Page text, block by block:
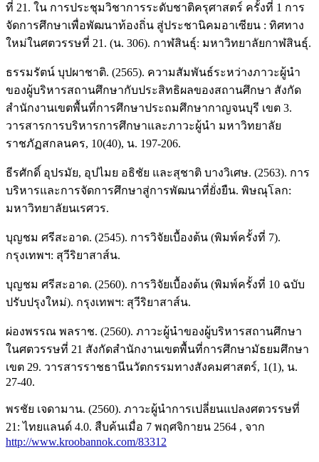
ที่ 21. ใน การประชุมวิชาการระดับชาติครุศาสตร์ ครั้งที่ 1 การ
จัดการศึกษาเพื่อพัฒนาท้องถิ่น สู่ประชานิคมอาเซียน : ทิศทาง
ใหม่ในศตวรรษที่ 21. (น. 306). กาฬสินธุ์: มหาวิทยาลัยกาฬสินธุ์.
ธรรมรัตน์ บุปผาชาติ. (2565). ความสัมพันธ์ระหว่างภาวะผู้นำ
ของผู้บริหารสถานศึกษากับประสิทธิผลของสถานศึกษา สังกัด
สำนักงานเขตพื้นที่การศึกษาประถมศึกษากาญจนบุรี เขต 3.
วารสารการบริหารการศึกษาและภาวะผู้นำ มหาวิทยาลัย
ราชภัฏสกลนคร, 10(40), น. 197-206.
ธีรศักดิ์ อุปรมัย, อุปไมย อธิชัย และสุชาติ บางวิเศษ. (2563). การ
บริหารและการจัดการศึกษาสู่การพัฒนาที่ยั่งยืน. พิษณุโลก:
มหาวิทยาลัยนเรศวร.
บุญชม ศรีสะอาด. (2545). การวิจัยเบื้องต้น (พิมพ์ครั้งที่ 7).
กรุงเทพฯ: สุวีริยาสาส์น.
บุญชม ศรีสะอาด. (2560). การวิจัยเบื้องต้น (พิมพ์ครั้งที่ 10 ฉบับ
ปรับปรุงใหม่). กรุงเทพฯ: สุวีริยาสาส์น.
ผ่องพรรณ พลราช. (2560). ภาวะผู้นำของผู้บริหารสถานศึกษา
ในศตวรรษที่ 21 สังกัดสำนักงานเขตพื้นที่การศึกษามัธยมศึกษา
เขต 29. วารสารราชธานีนวัตกรรมทางสังคมศาสตร์, 1(1), น.
27-40.
พรชัย เจดามาน. (2560). ภาวะผู้นำการเปลี่ยนแปลงศตวรรษที่
21: ไทยแลนด์ 4.0. สืบค้นเมื่อ 7 พฤศจิกายน 2564 , จาก
http://www.kroobannok.com/83312